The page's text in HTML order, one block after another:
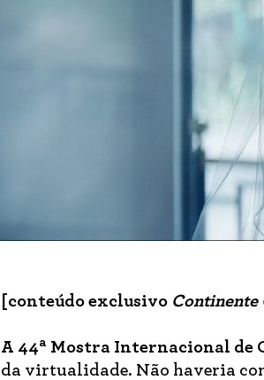
[conteúdo exclusivo Continente
A 44a Mostra Internacional de
da virtualidade. Não haveria